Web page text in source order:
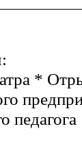
*
педагога